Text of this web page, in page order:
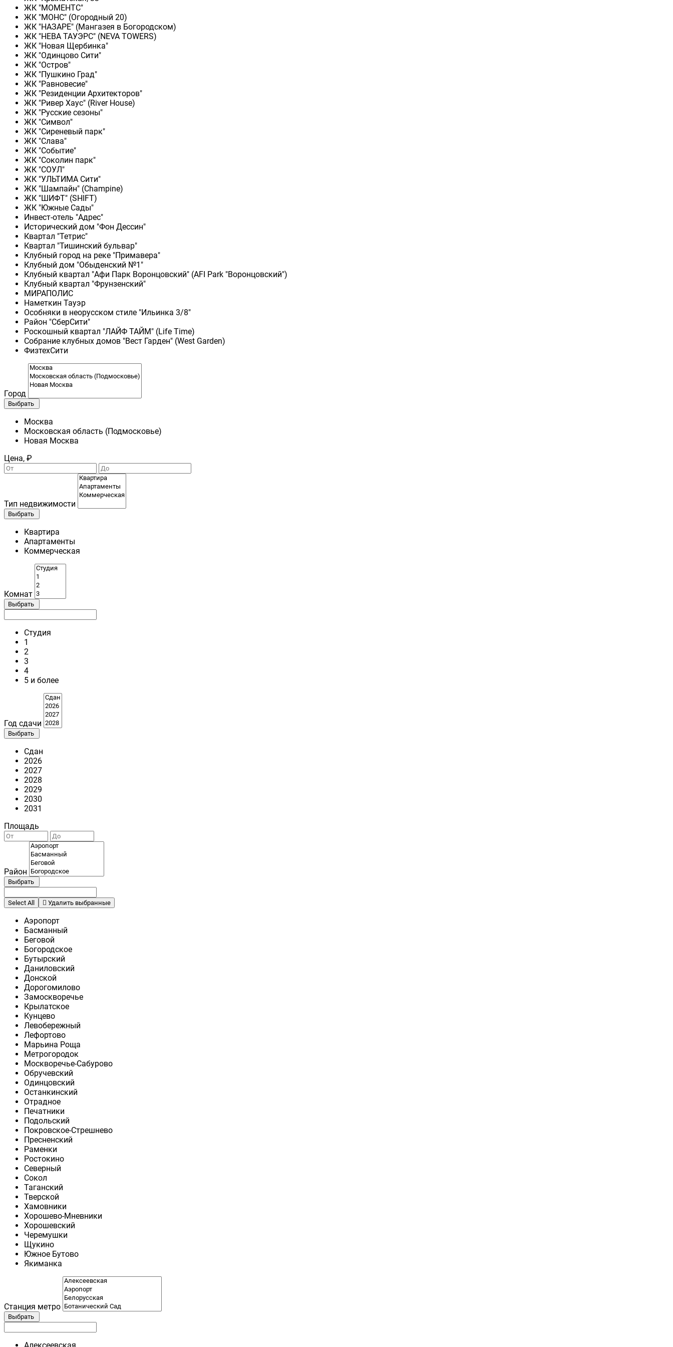
ЖК "МОМЕНТС"
ЖК "МОНС" (Огородный 20)
ЖК "НАЗАРЕ" (Мангазея в Богородском)
ЖК "НЕВА ТАУЭРС" (NEVA TOWERS)
ЖК "Новая Щербинка"
ЖК "Одинцово Сити"
ЖК "Остров"
ЖК "Пушкино Град"
ЖК "Равновесие"
ЖК "Резиденции Архитекторов"
ЖК "Ривер Хаус" (River Нouse)
ЖК "Русские сезоны"
ЖК "Символ"
ЖК "Сиреневый парк"
ЖК "Слава"
ЖК "Событие"
ЖК "Соколин парк"
ЖК "СОУЛ"
ЖК "УЛЬТИМА Сити"
ЖК "Шампайн" (Champine)
ЖК "ШИФТ" (SHIFT)
ЖК "Южные Сады"
Инвест-отель "Адрес"
Исторический дом "Фон Дессин"
Квартал "Тетрис"
Квартал "Тишинский бульвар"
Клубный город на реке "Примавера"
Клубный дом "Обыденский №1"
Клубный квартал "Афи Парк Воронцовский" (AFI Park "Воронцовский")
Клубный квартал "Фрунзенский"
МИРАПОЛИС
Наметкин Тауэр
Особняки в неорусском стиле "Ильинка 3/8"
Район "СберСити"
Роскошный квартал "ЛАЙФ ТАЙМ" (Life Time)
Собрание клубных домов "Вест Гарден" (West Garden)
ФизтехСити
Город
Выбрать
Москва
Московская область (Подмосковье)
Новая Москва
Цена, ₽
Тип недвижимости
Выбрать
Квартира
Апартаменты
Коммерческая
Комнат
Выбрать
Студия
1
2
3
4
5 и более
Год сдачи
Выбрать
Сдан
2026
2027
2028
2029
2030
2031
Площадь
Район
Выбрать
Select All Удалить выбранные
Аэропорт
Басманный
Беговой
Богородское
Бутырский
Даниловский
Донской
Дорогомилово
Замоскворечье
Крылатское
Кунцево
Левобережный
Лефортово
Марьина Роща
Метрогородок
Москворечье-Сабурово
Обручевский
Одинцовский
Останкинский
Отрадное
Печатники
Подольский
Покровское-Стрешнево
Пресненский
Раменки
Ростокино
Северный
Сокол
Таганский
Тверской
Хамовники
Хорошево-Мневники
Хорошевский
Черемушки
Щукино
Южное Бутово
Якиманка
Станция метро
Выбрать